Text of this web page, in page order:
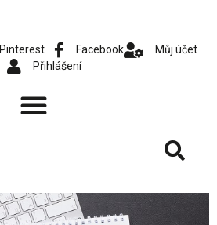
Pinterest Facebook
Můj účet
Přihlášení